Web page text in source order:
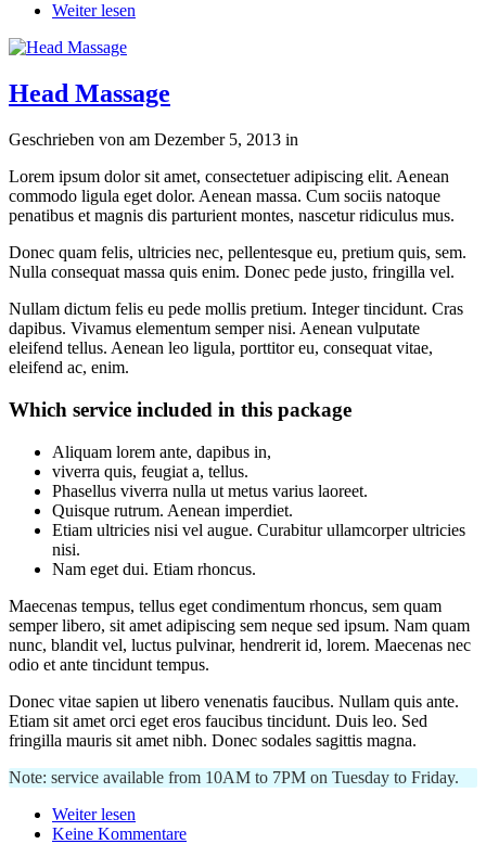
Weiter lesen
Head Massage
Geschrieben von am Dezember 5, 2013 in
Lorem ipsum dolor sit amet, consectetuer adipiscing elit. Aenean
commodo ligula eget dolor. Aenean massa. Cum sociis natoque
penatibus et magnis dis parturient montes, nascetur ridiculus mus.
Donec quam felis, ultricies nec, pellentesque eu, pretium quis, sem.
Nulla consequat massa quis enim. Donec pede justo, fringilla vel.
Nullam dictum felis eu pede mollis pretium. Integer tincidunt. Cras
dapibus. Vivamus elementum semper nisi. Aenean vulputate
eleifend tellus. Aenean leo ligula, porttitor eu, consequat vitae,
eleifend ac, enim.
Which service included in this package
Aliquam lorem ante, dapibus in,
viverra quis, feugiat a, tellus.
Phasellus viverra nulla ut metus varius laoreet.
Quisque rutrum. Aenean imperdiet.
Etiam ultricies nisi vel augue. Curabitur ullamcorper ultricies
nisi.
Nam eget dui. Etiam rhoncus.
Maecenas tempus, tellus eget condimentum rhoncus, sem quam
semper libero, sit amet adipiscing sem neque sed ipsum. Nam quam
nunc, blandit vel, luctus pulvinar, hendrerit id, lorem. Maecenas nec
odio et ante tincidunt tempus.
Donec vitae sapien ut libero venenatis faucibus. Nullam quis ante.
Etiam sit amet orci eget eros faucibus tincidunt. Duis leo. Sed
fringilla mauris sit amet nibh. Donec sodales sagittis magna.
Note: service available from 10AM to 7PM on Tuesday to Friday.
Weiter lesen
Keine Kommentare